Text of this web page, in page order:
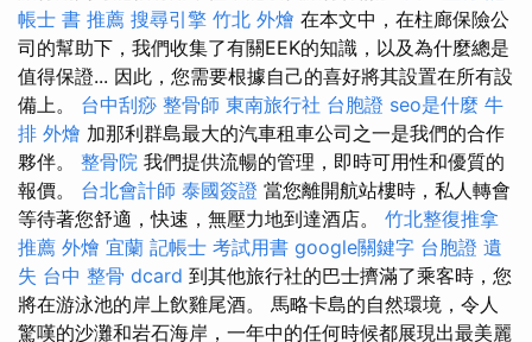
帳士 書 推薦 搜尋引擎 竹北 外燴 在本文中，在柱廊保險公
司的幫助下，我們收集了有關EEK的知識，以及為什麼總是
值得保證... 因此，您需要根據自己的喜好將其設置在所有設
備上。 台中刮痧 整骨師 東南旅行社 台胞證 seo是什麼 牛
排 外燴 加那利群島最大的汽車租車公司之一是我們的合作
夥伴。 整骨院 我們提供流暢的管理，即時可用性和優質的
報價。 台北會計師 泰國簽證 當您離開航站樓時，私人轉會
等待著您舒適，快速，無壓力地到達酒店。 竹北整復推拿
推薦 外燴 宜蘭 記帳士 考試用書 google關鍵字 台胞證 遺
失 台中 整骨 dcard 到其他旅行社的巴士擠滿了乘客時，您
將在游泳池的岸上飲雞尾酒。 馬略卡島的自然環境，令人
驚嘆的沙灘和岩石海岸，一年中的任何時候都展現出最美麗